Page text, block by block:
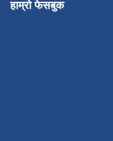
हाम्रो फेसबुक